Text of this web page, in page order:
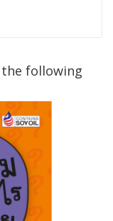
following